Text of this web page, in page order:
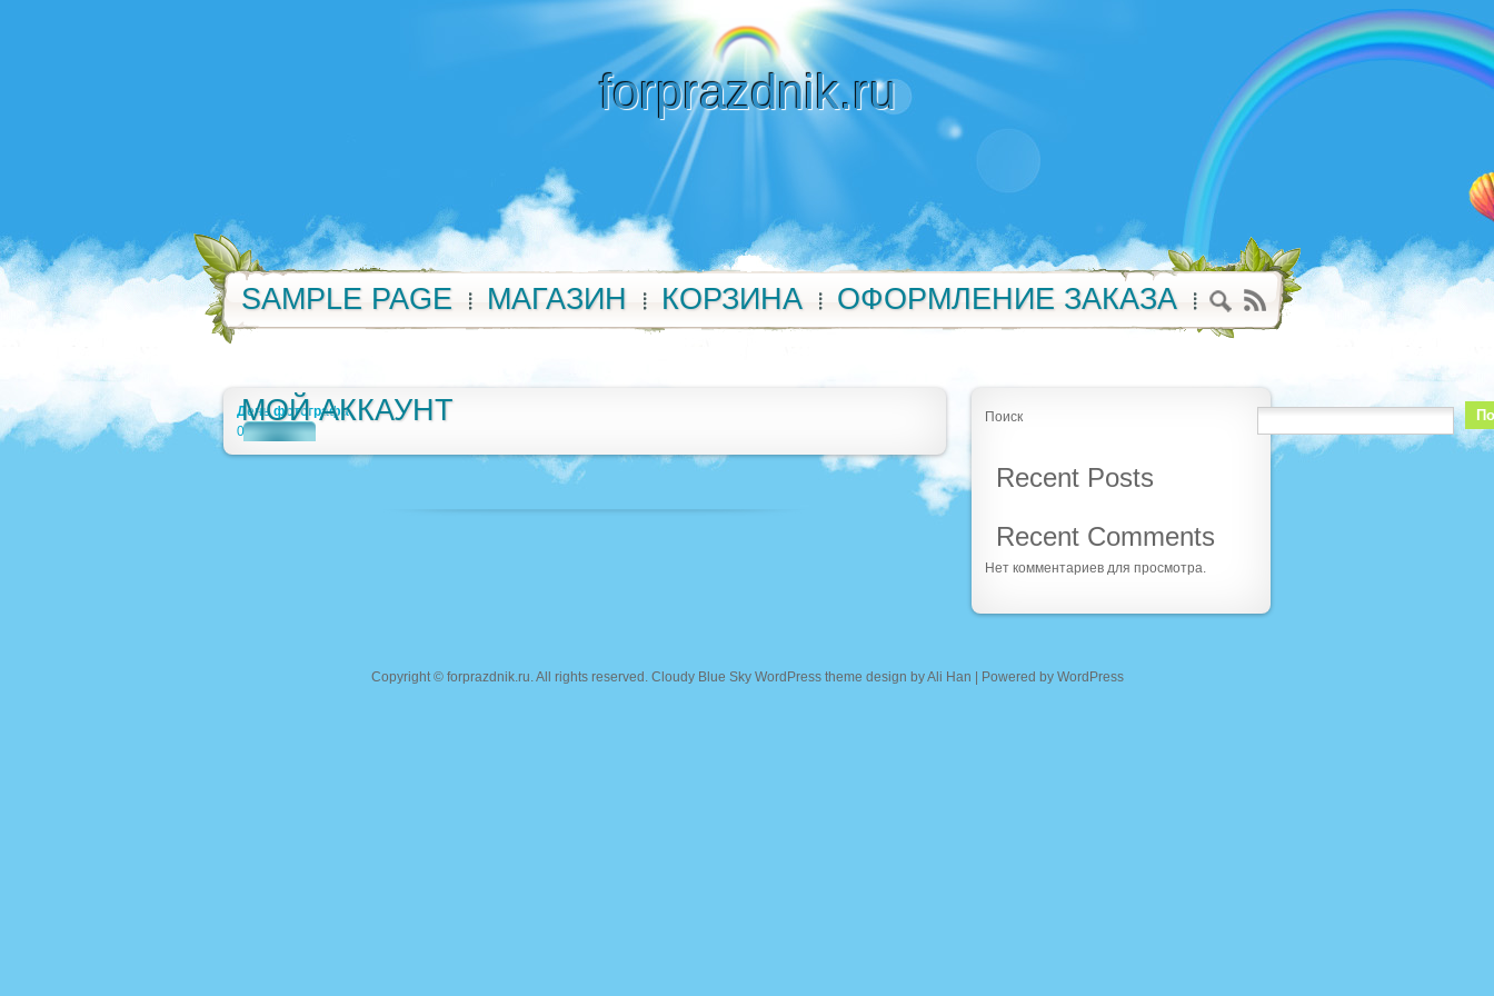
forprazdnik.ru
SAMPLE PAGE МАГАЗИН КОРЗИНА ОФОРМЛЕНИЕ ЗАКАЗА
МОЙ АККАУНТ
День фотографа
0
Поиск
Recent Posts
Recent Comments
Нет комментариев для просмотра.
Copyright © forprazdnik.ru. All rights reserved. Cloudy Blue Sky WordPress theme design byAli Han | Powered by WordPress